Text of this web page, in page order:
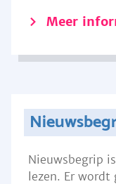
Meer
Nieuwsbegrip
lezen. Er